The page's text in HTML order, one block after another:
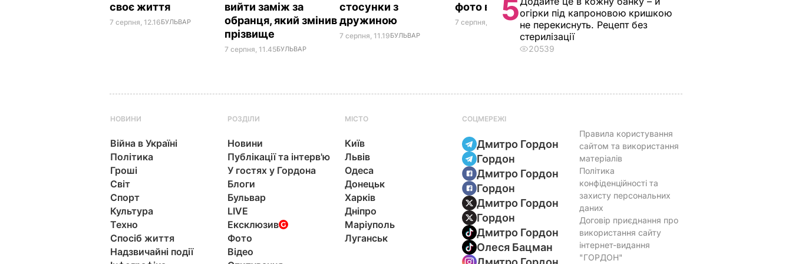
своє життя
7 серпня, 12.16БУЛЬВАР
вийти заміж за
обранця, який змінив
прізвище
7 серпня, 11.45БУЛЬВАР
стосунки з
дружиною
7 серпня, 11.19БУЛЬВАР
фото в ліфті втрьох
7 серпня, 10.20БУЛЬВАР
тягучим сиром
готові. Рецепт
соковитої начинки
5огірки під капроновою кришкою
не перекиснуть. Рецепт без
стерилізації
20539
НОВИНИ
Війна в Україні
Політика
Гроші
Світ
Спорт
Культура
Техно
Спосіб життя
Надзвичайні події
РОЗДІЛИ
Новини
Публікації та інтерв'ю
У гостях у Гордона
Блоги
Бульвар
LIVE
Ексклюзив
Фото
Відео
МІСТО
Київ
Львів
Одеса
Донецьк
Харків
Дніпро
Маріуполь
Луганськ
СОЦМЕРЕЖІ
Дмитро Гордон
Гордон
Дмитро Гордон
Гордон
Дмитро Гордон
Гордон
Дмитро Гордон
Олеся Бацман
Правила користування
сайтом та використання
матеріалів
Політика
конфіденційності та
захисту персональних
даних
Договір приєднання про
використання сайту
інтернет-видання
"ГОРДОН"